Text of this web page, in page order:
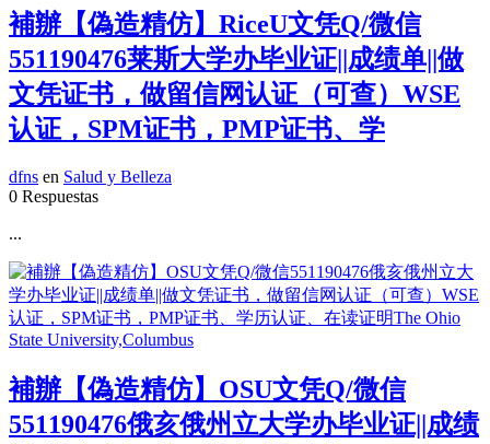
補辦【偽造精仿】RiceU文凭Q/微信
551190476莱斯大学办毕业证||成绩单||做
文凭证书，做留信网认证（可查）WSE
认证，SPM证书，PMP证书、学
dfns en Salud y Belleza
0 Respuestas
...
補辦【偽造精仿】OSU文凭Q/微信
551190476俄亥俄州立大学办毕业证||成绩